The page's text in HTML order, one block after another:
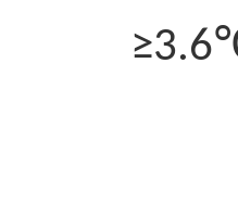
≥3.6
证